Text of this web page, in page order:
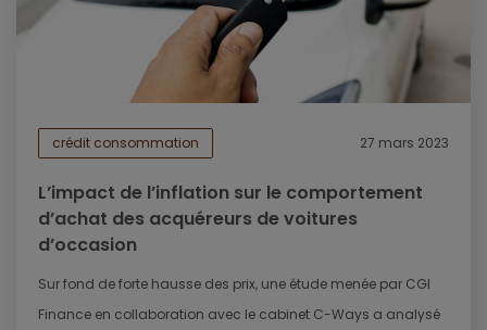
crédit consommation 27 mars 2023
L’impact de l’inflation sur le comportement
d’achat des acquéreurs de voitures
d’occasion
Sur fond de forte hausse des prix, une étude menée par CGI
Finance en collaboration avec le cabinet C-Ways a analysé